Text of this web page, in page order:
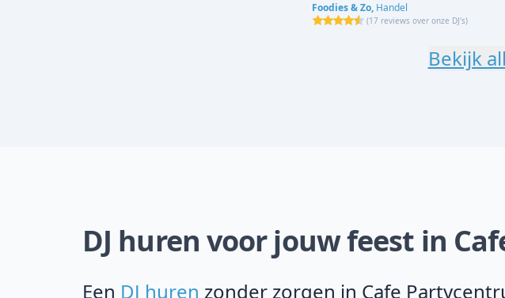
Foodies & Zo, Handel
(17 reviews over onze DJ's)
Bekijk
DJ huren voor jouw feest in
Een DJ huren zonder zorgen in Cafe